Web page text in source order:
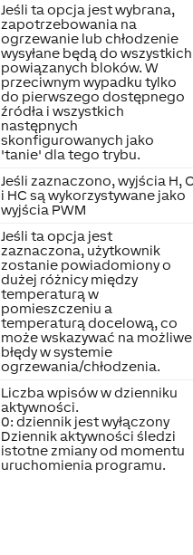
Jeśli ta opcja jest wybrana,
zapotrzebowania na
ogrzewanie lub chłodzenie
wysyłane będą do wszystkich
powiązanych bloków. W
przeciwnym wypadku tylko
do pierwszego dostępnego
źródła i wszystkich
następnych
skonfigurowanych jako
'tanie' dla tego trybu.
Jeśli zaznaczono, wyjścia H,
i HC są wykorzystywane jako
wyjścia PWM
Jeśli ta opcja jest
zaznaczona, użytkownik
zostanie powiadomiony o
dużej różnicy między
temperaturą w
pomieszczeniu a
temperaturą docelową, co
może wskazywać na możliwe
błędy w systemie
ogrzewania/chłodzenia.
Liczba wpisów w dzienniku
aktywności.
0: dziennik jest wyłączony
Dziennik aktywności śledzi
istotne zmiany od momentu
uruchomienia programu.